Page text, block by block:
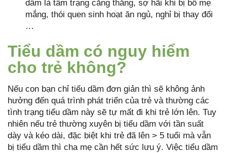
dầm là tâm trạng căng thẳng, sợ hãi khi bị bố mẹ
mắng, thói quen sinh hoạt ăn ngủ, nghỉ bị thay đổi
…
Tiểu dầm có nguy hiểm
cho trẻ không?
Nếu con bạn chỉ tiểu dầm đơn giản thì sẽ không ảnh
hưởng đến quá trình phát triển của trẻ và thường các
tình trạng tiểu dầm này sẽ tự mất đi khi trẻ lớn lên. Tuy
nhiên nếu trẻ thường xuyên bị tiểu dầm với tần suất
dày và kéo dài, đặc biệt khi trẻ đã lên > 5 tuổi mà vẫn
bị tiểu dầm thì cha mẹ cần hết sức lưu ý. Việc tiểu dầm